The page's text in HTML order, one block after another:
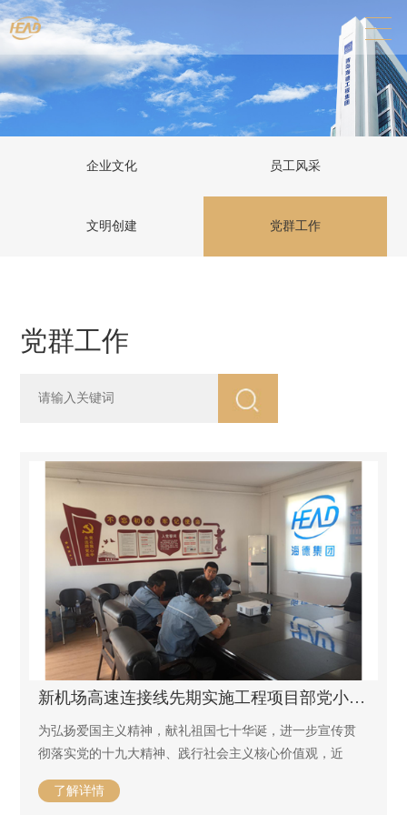
企业文化 员工风采
文明创建 党群工作
党群工作
新机场高速连接线先期实施工程项目部党小组 开展“不忘初心，牢记使命”主题党日活动
为弘扬爱国主义精神，献礼祖国七十华诞，进一步宣传贯
彻落实党的十九大精神、践行社会主义核心价值观，近
日，新机场高速连接线先期实施工程项目部开展了“不忘初
心，牢记使命”主题党日活动。
了解详情